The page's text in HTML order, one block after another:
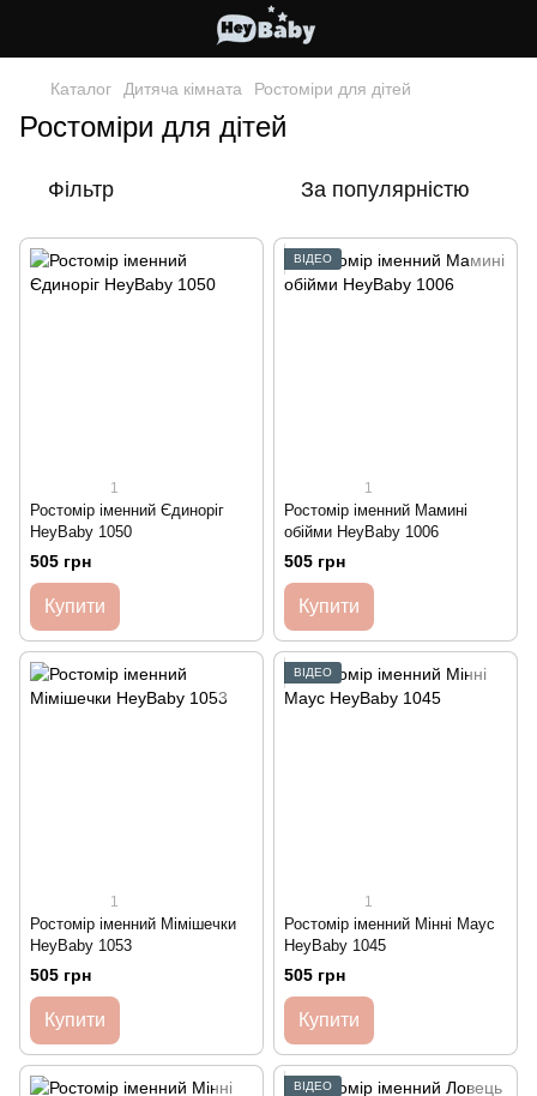
Каталог Дитяча кімната Ростоміри для дітей
Ростоміри для дітей
Фільтр За популярністю
1
Ростомір іменний Єдиноріг
HeyBaby 1050
505 грн
Купити
ВІДЕО
1
Ростомір іменний Мамині
обійми HeyBaby 1006
505 грн
Купити
1
Ростомір іменний Мімішечки
HeyBaby 1053
505 грн
Купити
ВІДЕО
1
Ростомір іменний Мінні Маус
HeyBaby 1045
505 грн
Купити
ВІДЕО